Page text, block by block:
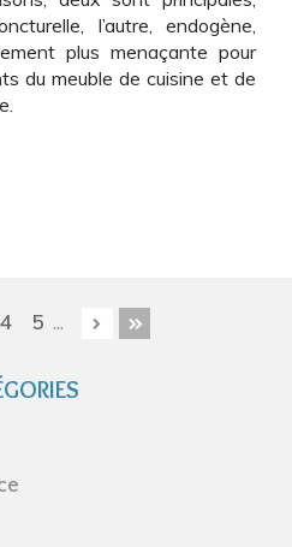
l’autre, endogène,
plus menaçante pour
du meuble de cuisine et de
4 5 ...